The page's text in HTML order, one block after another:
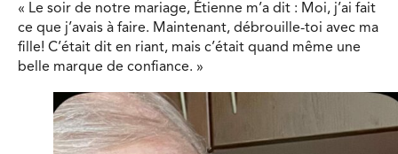
« Le soir de notre mariage, Étienne m’a dit : Moi, j’ai fait
ce que j’avais à faire. Maintenant, débrouille-toi avec ma
fille! C’était dit en riant, mais c’était quand même une
belle marque de confiance. »